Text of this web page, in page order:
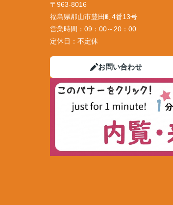
〒963-8016
福島県郡山市豊田町4番13号
営業時間： 09：00～20：00
定休日： 不定休
お問い合わせ